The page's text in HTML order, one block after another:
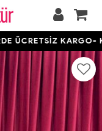
ÜCRETSİZ KARGO-